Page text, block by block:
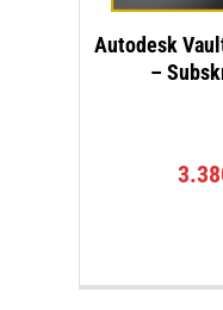
Autodesk
–